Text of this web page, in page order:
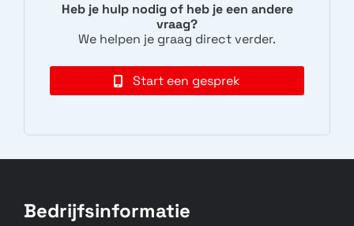
Heb je hulp nodig of heb je een andere
vraag?
We helpen je graag direct verder.
Start een gesprek
Bedrijfsinformatie